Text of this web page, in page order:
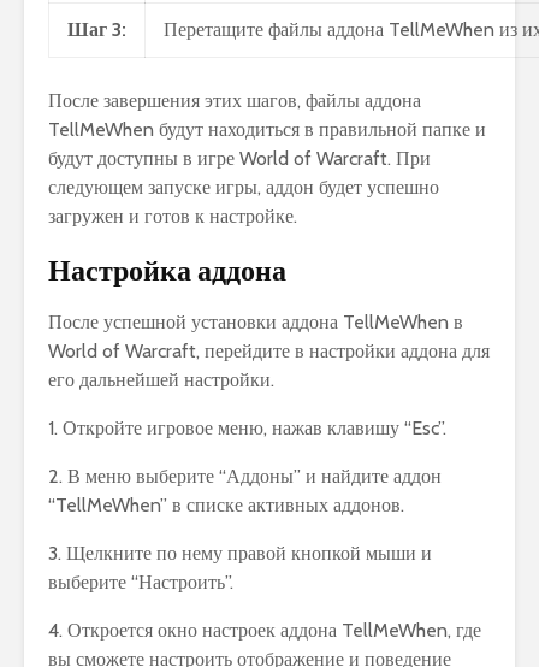
Шаг 3: Перетащите файлы аддона TellMeWhen из
После завершения этих шагов, файлы аддона
TellMeWhen будут находиться в правильной папке и
будут доступны в игре World of Warcraft. При
следующем запуске игры, аддон будет успешно
загружен и готов к настройке.
Настройка аддона
После успешной установки аддона TellMeWhen в
World of Warcraft, перейдите в настройки аддона для
его дальнейшей настройки.
1. Откройте игровое меню, нажав клавишу “Esc”.
2. В меню выберите “Аддоны” и найдите аддон
“TellMeWhen” в списке активных аддонов.
3. Щелкните по нему правой кнопкой мыши и
выберите “Настроить”.
4. Откроется окно настроек аддона TellMeWhen, где
вы сможете настроить отображение и поведение